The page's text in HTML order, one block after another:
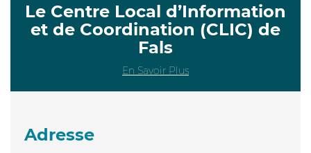
Le Centre Local d’Information
et de Coordination (CLIC) de
Fals
En Savoir Plus
Adresse